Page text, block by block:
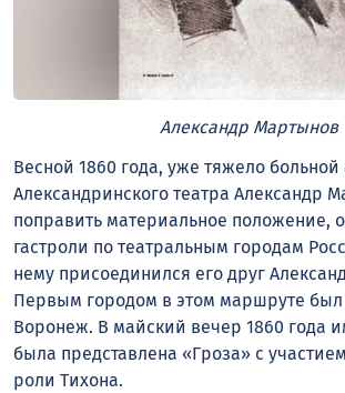
Александр Мартынов
Весной 1860 года, уже тяжело больной
Александринского театра Александр
поправить материальное положение,
гастроли по театральным городам
нему присоединился его друг
Первым городом в этом маршруте
Воронеж. В майский вечер 1860 года
была представлена «Гроза» с
роли Тихона.